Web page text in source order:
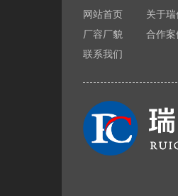
网站首页 关于瑞
厂容厂貌
合作案
联系我们